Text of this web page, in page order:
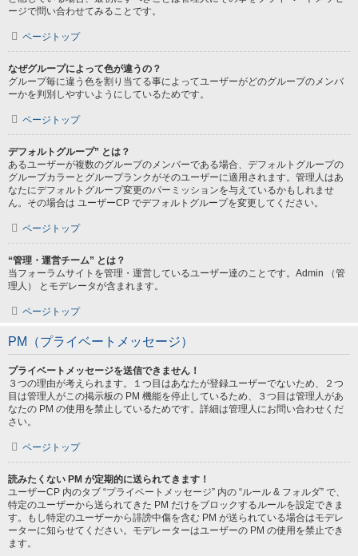
ージで問い合わせてみることです。
ページトップ
なぜグループによって色が違うの？
グループ毎に違う色を割り当てる事によってユーザーがどのグループのメンバ
ーかを判別しやすいようにしているためです。
ページトップ
デフォルトグループ” とは？
あるユーザーが複数のグループのメンバーである場合、デフォルトグループの
グループカラーとグループランクがそのユーザーに適用されます。管理人はあ
なたにデフォルトグループ変更のパーミッションを与えているかもしれませ
ん。その場合は ユーザーCP でデフォルトグループを変更してください。
ページトップ
“管理・運営チーム” とは？
当フォーラムサイトを管理・運営しているユーザー達のことです。Admin （管
理人） とモデレータが含まれます。
ページトップ
PM（プライベートメッセージ）
プライベートメッセージを送信できません！
３つの理由が考えられます。１つ目はあなたが登録ユーザーでないため、２つ
目は管理人がこの掲示板の PM 機能を停止しているため、３つ目は管理人があ
なたの PM の使用を禁止しているためです。詳細は管理人にお問い合わせくだ
さい。
ページトップ
読みたくない PM が定期的に送られてきます！
ユーザーCP 内のタブ “プライベートメッセージ” 内の “ルール & フォルダ” で、
特定のユーザーから送られてきた PM だけをブロックするルールを設定できま
す。もし特定のユーザーから誹謗中傷を含む PM が送られている場合はモデレ
ーターに知らせてください。モデレーターはユーザーの PM の使用を禁止でき
ます。